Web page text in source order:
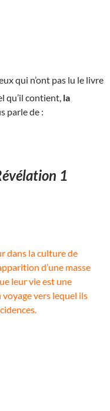
qui n’ont pas lu le livre
qu’il contient, la
parle de :
1
dans la culture de
d’une masse
leur vie est une
vers lequel ils